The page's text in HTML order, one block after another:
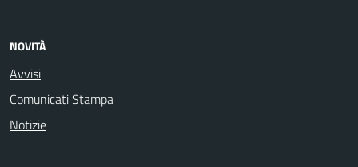
NOVITÀ
Avvisi
Comunicati Stampa
Notizie